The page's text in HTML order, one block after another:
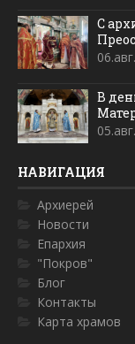
С
В
НАВИГАЦИЯ
Архиерей
Новости
Епархия
"Покров"
Блог
Контакты
Карта храмов